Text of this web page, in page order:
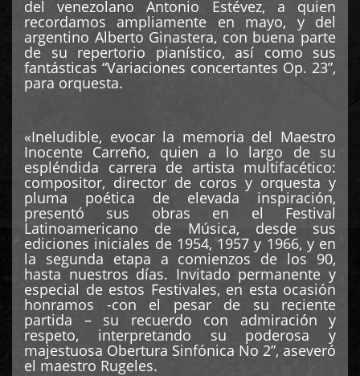
del venezolano Antonio Estévez, a quien
recordamos ampliamente en mayo, y del
argentino Alberto Ginastera, con buena parte
de su repertorio pianístico, así como sus
fantásticas “Variaciones concertantes Op. 23”,
para orquesta.
«Ineludible, evocar la memoria del Maestro
Inocente Carreño, quien a lo largo de su
espléndida carrera de artista multifacético:
compositor, director de coros y orquesta y
pluma poética de elevada inspiración,
presentó sus obras en el Festival
Latinoamericano de Música, desde sus
ediciones iniciales de 1954, 1957 y 1966, y en
la segunda etapa a comienzos de los 90,
hasta nuestros días. Invitado permanente y
especial de estos Festivales, en esta ocasión
honramos -con el pesar de su reciente
partida – su recuerdo con admiración y
respeto, interpretando su poderosa y
majestuosa Obertura Sinfónica No 2”, aseveró
el maestro Rugeles.